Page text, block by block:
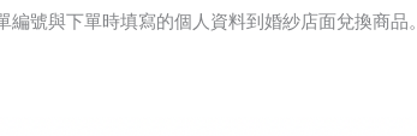
號與下單時填寫的個人資料到婚紗店面兌換商品。